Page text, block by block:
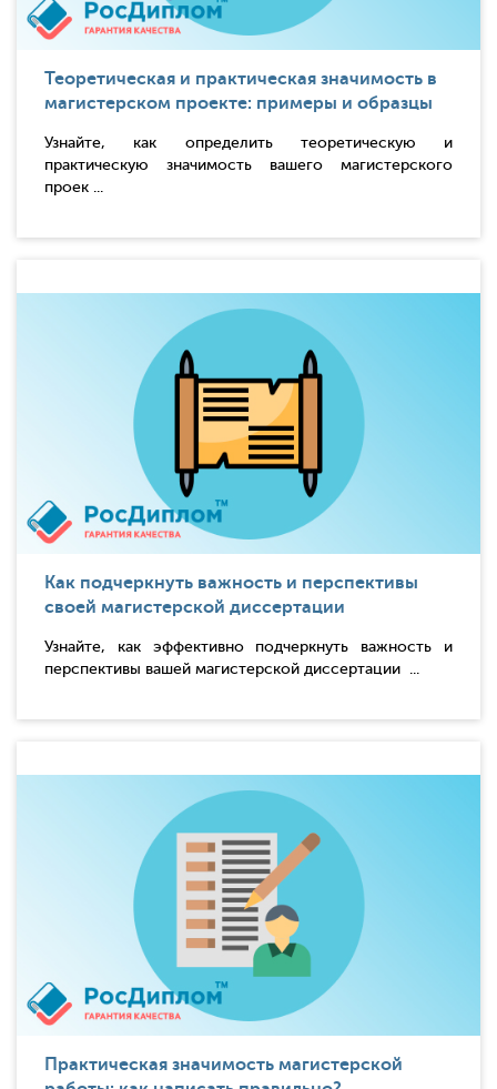
Теоретическая и практическая значимость в
магистерском проекте: примеры и образцы
Узнайте, как определить теоретическую и
практическую значимость вашего магистерского
проек ...
Как подчеркнуть важность и перспективы
своей магистерской диссертации
Узнайте, как эффективно подчеркнуть важность и
перспективы вашей магистерской диссертации ...
Практическая значимость магистерской